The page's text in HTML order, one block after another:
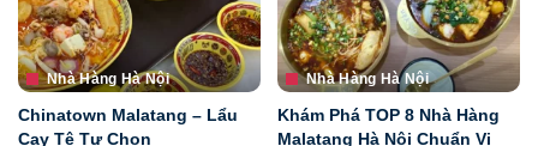
Nhà Hàng Hà Nội
Chinatown Malatang – Lẩu
Cay Tê Tự Chọn
Nhà Hàng Hà Nội
Khám Phá TOP 8 Nhà Hàng
Malatang Hà Nội Chuẩn Vị